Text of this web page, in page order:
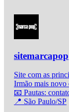
sitemarcapop
Site com as
Irmão mais novo
📧 Pautas:
📍 São Paulo/SP